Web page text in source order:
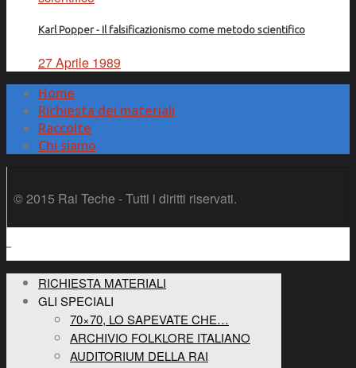
Karl Popper - Il falsificazionismo come metodo scientifico
27 Aprile 1989
Home
Richiesta dei materiali
Raccolte
Chi siamo
© 2015 Rai Teche - Tutti i diritti riservati.
RICHIESTA MATERIALI
GLI SPECIALI
70×70, LO SAPEVATE CHE…
ARCHIVIO FOLKLORE ITALIANO
AUDITORIUM DELLA RAI